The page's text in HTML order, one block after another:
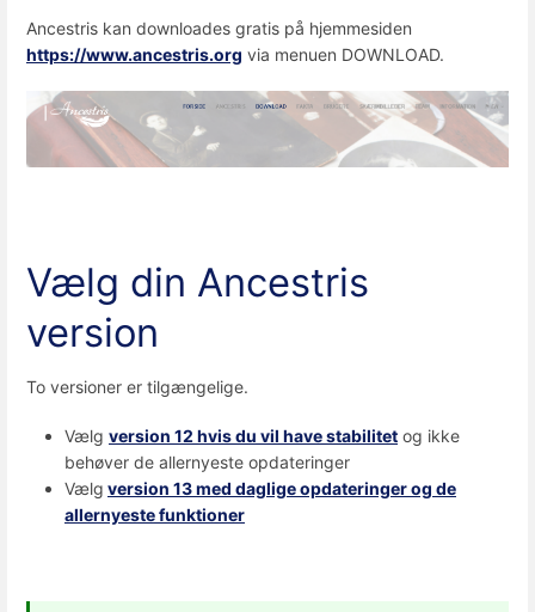
Ancestris kan downloades gratis på hjemmesiden
https://www.ancestris.org via menuen DOWNLOAD.
Vælg din Ancestris
version
To versioner er tilgængelige.
Vælg version 12 hvis du vil have stabilitet og ikke
behøver de allernyeste opdateringer
Vælg version 13 med daglige opdateringer og de
allernyeste funktioner